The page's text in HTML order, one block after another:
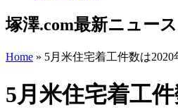
塚澤.com最新ニュース
Home » 5月米住宅着工件数は
5月米住宅着工